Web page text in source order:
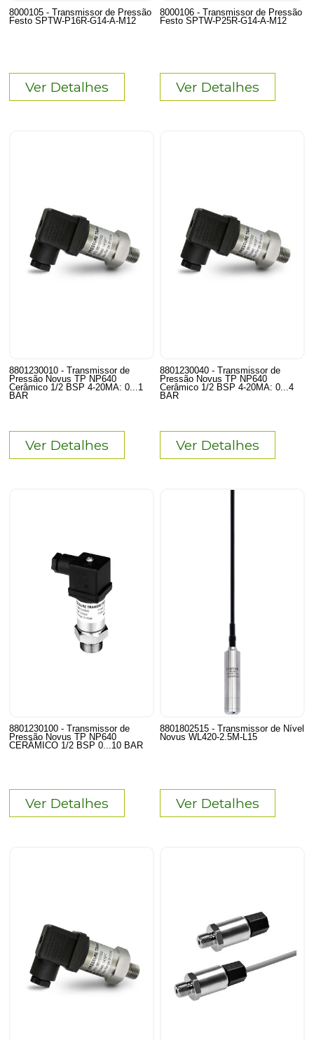
8000105 - Transmissor de Pressão
Festo SPTW-P16R-G14-A-M12
Ver Detalhes
8000106 - Transmissor de Pressão
Festo SPTW-P25R-G14-A-M12
Ver Detalhes
8801230010 - Transmissor de
Pressão Novus TP NP640
Cerâmico 1/2 BSP 4-20MA: 0...1
BAR
Ver Detalhes
8801230040 - Transmissor de
Pressão Novus TP NP640
Cerâmico 1/2 BSP 4-20MA: 0...4
BAR
Ver Detalhes
8801230100 - Transmissor de
Pressão Novus TP NP640
CERÂMICO 1/2 BSP 0...10 BAR
Ver Detalhes
8801802515 - Transmissor de Nível
Novus WL420-2.5M-L15
Ver Detalhes